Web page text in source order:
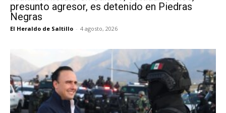
presunto agresor, es detenido en Piedras
Negras
El Heraldo de Saltillo - 4 agosto, 2026